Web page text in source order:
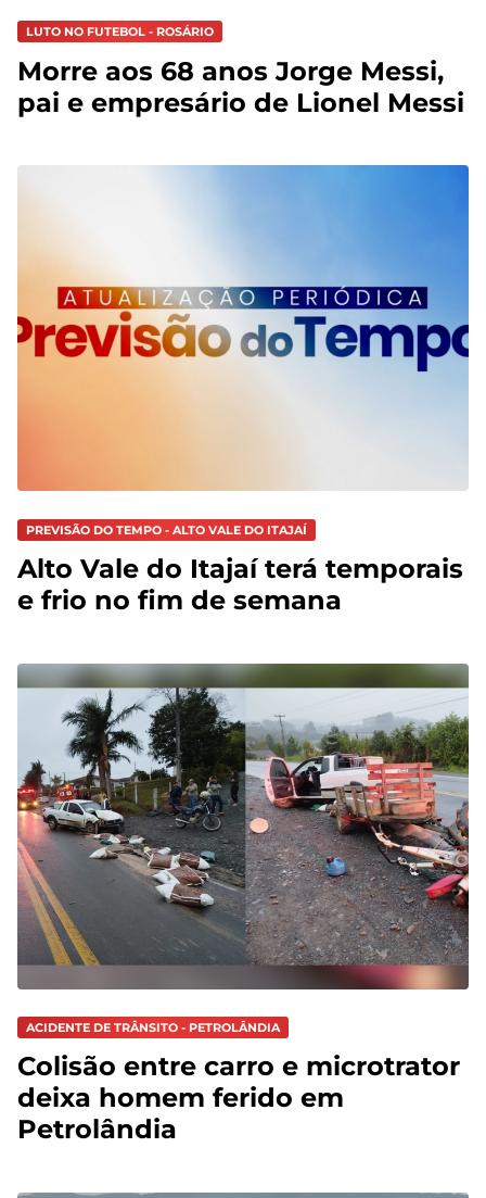
LUTO NO FUTEBOL - ROSÁRIO
Morre aos 68 anos Jorge Messi,
pai e empresário de Lionel Messi
PREVISÃO DO TEMPO - ALTO VALE DO ITAJAÍ
Alto Vale do Itajaí terá temporais
e frio no fim de semana
ACIDENTE DE TRÂNSITO - PETROLÂNDIA
Colisão entre carro e microtrator
deixa homem ferido em
Petrolândia